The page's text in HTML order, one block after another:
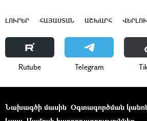
ԼՈՒՐԵՐ ՀԱՅԱՍՏԱՆ ԱՇԽԱՐՀ
Rutube Telegram
Նախագծի մասին Օգտագործման